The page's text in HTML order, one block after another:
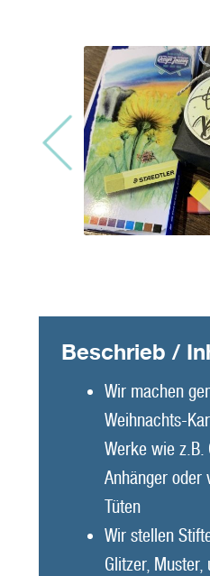
Beschrieb /
Wir machen
Weihnachts-
Werke wie z.B.
Anhänger oder
Tüten
Wir stellen
Glitzer, Muster,